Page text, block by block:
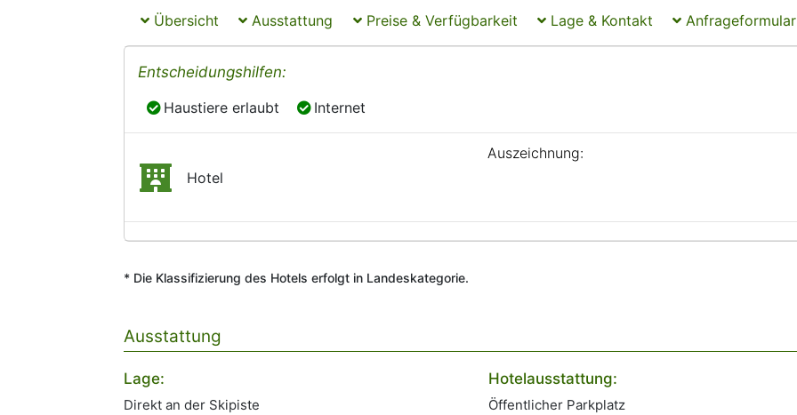
Übersicht Ausstattung Preise & Verfügbarkeit Lage & Kontakt Anfrageformular
Entscheidungshilfen:
Haustiere erlaubt
Haustiere erlaubt Internet
Internet
Hotel
Auszeichnung:
* Die Klassifizierung des Hotels erfolgt in Landeskategorie.
Ausstattung
Lage:
Direkt an der Skipiste
Hotelausstattung:
Öffentlicher Parkplatz